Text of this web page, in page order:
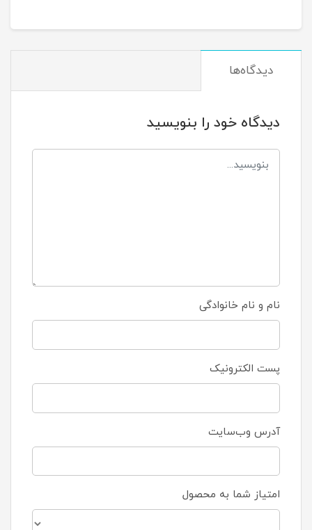
دیدگاه‌ها
دیدگاه خود را بنویسید
نام و نام خانوادگی
پست الکترونیک
آدرس وب‌سایت
امتیاز شما به محصول